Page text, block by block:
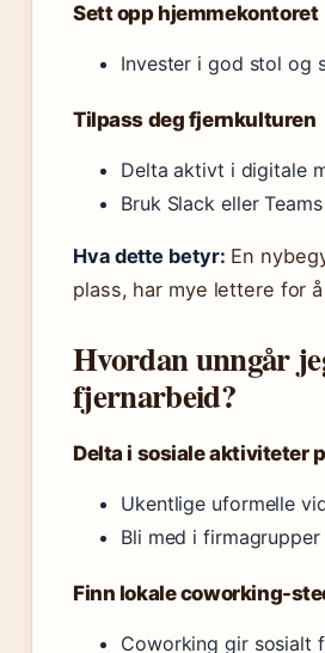
Sett opp hjemmekontoret
Invester i god stol og
Tilpass deg fjernkulturen
Delta aktivt i digitale
Bruk Slack eller
Hva dette betyr: En
plass, har mye lettere for
Hvordan unngår
fjernarbeid?
Delta i sosiale aktiviteter
Ukentlige uformelle
Bli med i
Finn lokale coworking-
Coworking gir sosialt